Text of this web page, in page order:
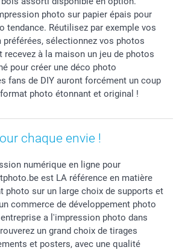
photo sur papier épais pour
tendance. Réutilisez par exemple vos
préférées, sélectionnez vos photos
recevez à la maison un jeu de photos
pour créer une déco photo
fans de DIY auront forcément un coup
photo étonnant et original !
chaque envie !
numérique en ligne pour
est LA référence en matière
photo sur un large choix de supports et
commerce de développement photo
a l'impression photo dans
un grand choix de tirages
et posters, avec une qualité